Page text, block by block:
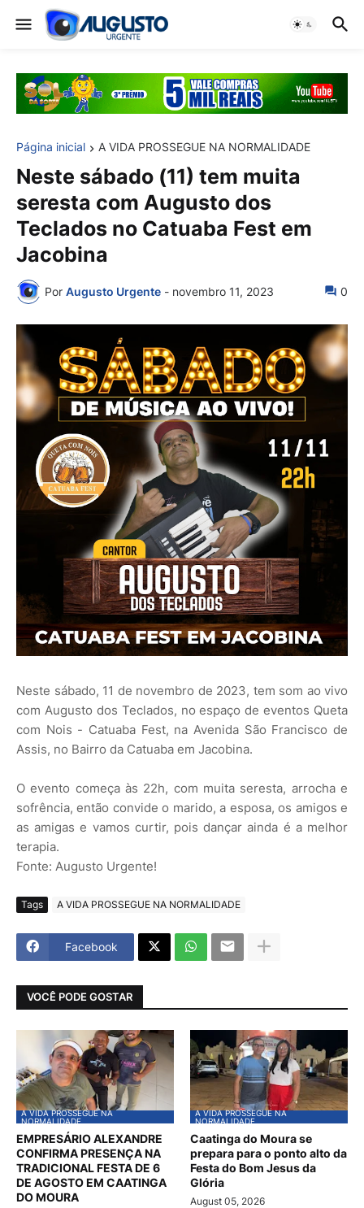
Página inicial A VIDA PROSSEGUE NA NORMALIDADE
Neste sábado (11) tem muita
seresta com Augusto dos
Teclados no Catuaba Fest em
Jacobina
Por Augusto Urgente - novembro 11, 2023 0
Neste sábado, 11 de novembro de 2023, tem som ao vivo
com Augusto dos Teclados, no espaço de eventos Queta
com Nois - Catuaba Fest, na Avenida São Francisco de
Assis, no Bairro da Catuaba em Jacobina.
O evento começa às 22h, com muita seresta, arrocha e
sofrência, então convide o marido, a esposa, os amigos e
as amigas e vamos curtir, pois dançar ainda é a melhor
terapia.
Fonte: Augusto Urgente!
Tags A VIDA PROSSEGUE NA NORMALIDADE
Facebook
VOCÊ PODE GOSTAR
A VIDA PROSSEGUE NA
NORMALIDADE
EMPRESÁRIO ALEXANDRE
CONFIRMA PRESENÇA NA
TRADICIONAL FESTA DE 6
DE AGOSTO EM CAATINGA
DO MOURA
A VIDA PROSSEGUE NA
NORMALIDADE
Caatinga do Moura se
prepara para o ponto alto da
Festa do Bom Jesus da
Glória
August 05, 2026